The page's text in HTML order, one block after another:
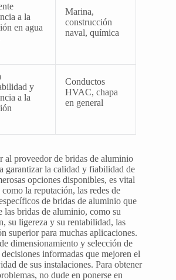
a la
en agua
Marina,
construcción
naval, química
y
a la
Conductos
HVAC, chapa
en general
al proveedor de bridas de aluminio
garantizar la calidad y fiabilidad de
opciones disponibles, es vital
la reputación, las redes de
de bridas de aluminio que
las bridas de aluminio, como su
su ligereza y su rentabilidad, las
superior para muchas aplicaciones.
dimensionamiento y selección de
informadas que mejoren el
de sus instalaciones. Para obtener
no dude en ponerse en